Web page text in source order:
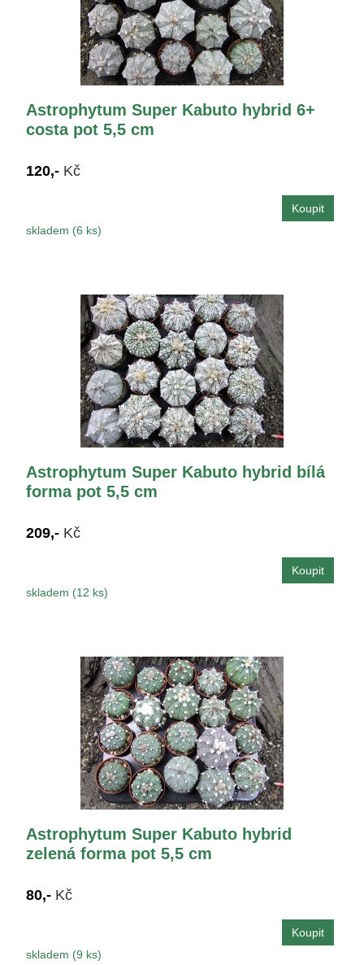
Astrophytum Super Kabuto hybrid 6+
costa pot 5,5 cm
120,- Kč
skladem (6 ks)
Astrophytum Super Kabuto hybrid bílá
forma pot 5,5 cm
209,- Kč
skladem (12 ks)
Astrophytum Super Kabuto hybrid
zelená forma pot 5,5 cm
80,- Kč
skladem (9 ks)